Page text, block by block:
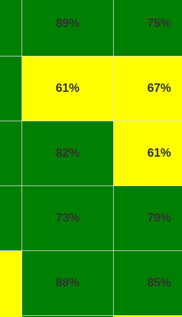
89% 75%
61% 67%
82% 61%
73% 79%
88% 85%